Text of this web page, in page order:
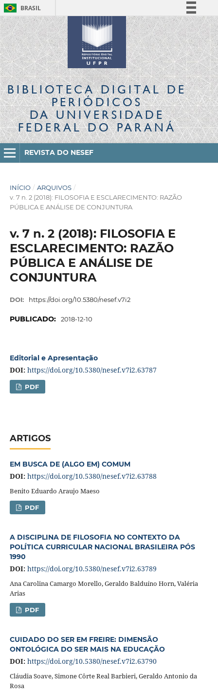
BRASIL
Simplifique!
Comunica BR
Participe
Acesso à informação
Legislação
Canais
BIBLIOTECA DIGITALDE
PERIÓDICOS
DA UNIVERSIDADE
FEDERAL DO PARANÁ
REVISTA DO NESEF
INÍCIO / ARQUIVOS /
v. 7 n. 2 (2018): FILOSOFIA E ESCLARECIMENTO: RAZÃO
PÚBLICA E ANÁLISE DE CONJUNTURA
v. 7 n. 2 (2018): FILOSOFIA E
ESCLARECIMENTO: RAZÃO
PÚBLICA E ANÁLISE DE
CONJUNTURA
DOI: https://doi.org/10.5380/nesef.v7i2
PUBLICADO: 2018-12-10
Editorial e Apresentação
DOI: https://doi.org/10.5380/nesef.v7i2.63787
PDF
ARTIGOS
EM BUSCA DE (ALGO EM) COMUM
DOI: https://doi.org/10.5380/nesef.v7i2.63788
Benito Eduardo Araujo Maeso
PDF
A DISCIPLINA DE FILOSOFIA NO CONTEXTO DA
POLÍTICA CURRICULAR NACIONAL BRASILEIRA PÓS
1990
DOI: https://doi.org/10.5380/nesef.v7i2.63789
Ana Carolina Camargo Morello, Geraldo Balduíno Horn, Valéria
Arias
PDF
CUIDADO DO SER EM FREIRE: DIMENSÃO
ONTOLÓGICA DO SER MAIS NA EDUCAÇÃO
DOI: https://doi.org/10.5380/nesef.v7i2.63790
Cláudia Soave, Simone Côrte Real Barbieri, Geraldo Antonio da
Rosa